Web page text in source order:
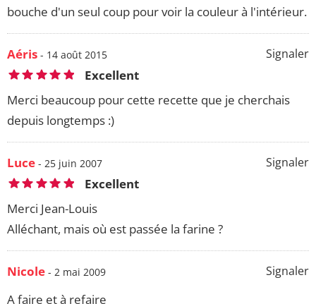
bouche d'un seul coup pour voir la couleur à l'intérieur.
Signaler
Aéris - 14 août 2015
Excellent
Merci beaucoup pour cette recette que je cherchais
depuis longtemps :)
Signaler
Luce - 25 juin 2007
Excellent
Merci Jean-Louis
Alléchant, mais où est passée la farine ?
Signaler
Nicole - 2 mai 2009
A faire et à refaire